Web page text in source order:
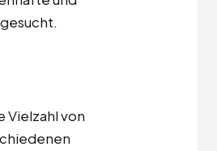
Vielzahl von